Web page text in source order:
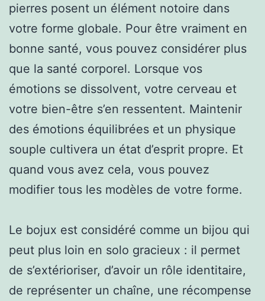
pierres posent un élément notoire dans
votre forme globale. Pour être vraiment en
bonne santé, vous pouvez considérer plus
que la santé corporel. Lorsque vos
émotions se dissolvent, votre cerveau et
votre bien-être s’en ressentent. Maintenir
des émotions équilibrées et un physique
souple cultivera un état d’esprit propre. Et
quand vous avez cela, vous pouvez
modifier tous les modèles de votre forme.
Le bojux est considéré comme un bijou qui
peut plus loin en solo gracieux : il permet
de s’extérioriser, d’avoir un rôle identitaire,
de représenter un chaîne, une récompense